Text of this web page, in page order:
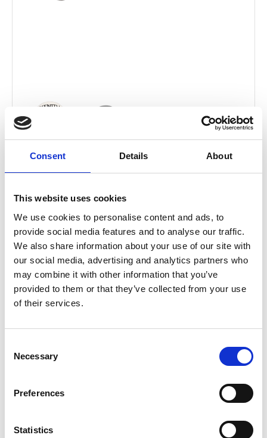
Consent Details About
This website uses cookies
We use cookies to personalise content and ads, to
provide social media features and to analyse our traffic.
We also share information about your use of our site with
our social media, advertising and analytics partners who
may combine it with other information that you’ve
provided to them or that they’ve collected from your use
of their services.
Selection
Necessary
Preferences
Statistics
XENITH EPIC REAR
BUMPER
8,50€ (inkl. MwSt.)
SKUA674
Kategorie Xenith Helmkomponenten
Brand:XENITH